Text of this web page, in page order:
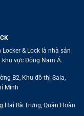
& Lock là nhà sản
khu vực Đông Nam Á.
B2, Khu đô thị Sala,
Minh
Hai Bà Trưng, Quận Hoàn